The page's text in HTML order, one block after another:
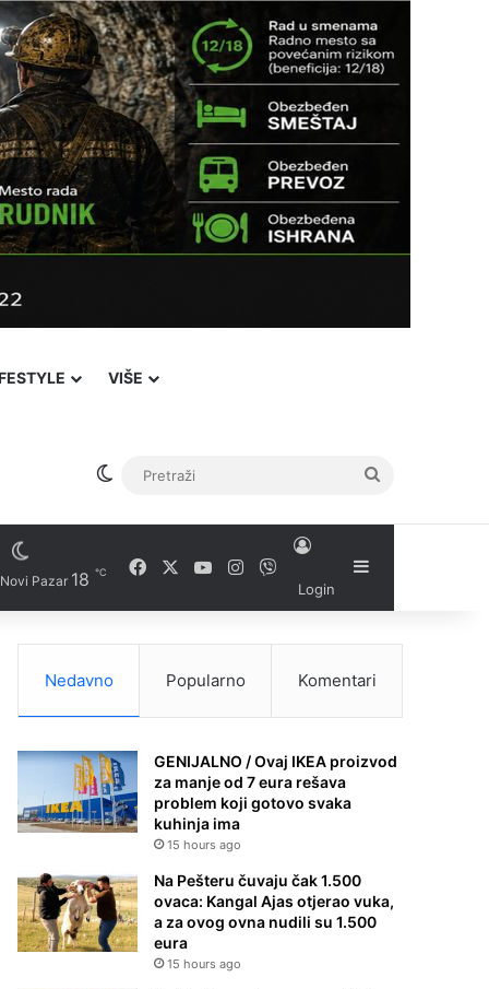
VIŠE
Switch skin
Novi Pazar 18 ℃ FacebookYouTubeInstagram
Viber
Login
Sidebar
Nedavno Popularno Komentari
GENIJALNO / Ovaj IKEA proizvod
za manje od 7 eura rešava
problem koji gotovo svaka
kuhinja ima
15 hours ago
Na Pešteru čuvaju čak 1.500
ovaca: Kangal Ajas otjerao vuka,
a za ovog ovna nudili su 1.500
eura
15 hours ago